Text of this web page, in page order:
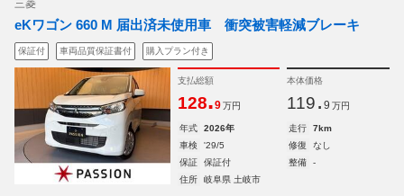
三菱
eKワゴン 660 M 届出済未使用車 衝突被害軽減ブレーキ
保証付 車両品質保証書付 購入プラン付き
支払総額
128.9 万円
本体価格
119. 9 万円
年式 2026年 走行
7km
車検
'29/5 修復
なし
保証
保証付 整備
-
住所
岐阜県 土岐市